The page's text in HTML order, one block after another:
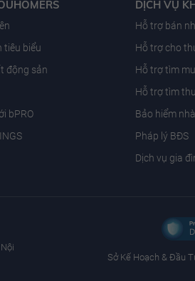
tiêu biểu
động sản
bPRO
DỊCH VỤ
Hỗ trợ bán
Hỗ trợ cho
Hỗ trợ tìm
Hỗ trợ tìm
Bảo hiểm
Pháp lý BĐS
Dịch vụ gia
Sở Kế Hoạch & Ðầu